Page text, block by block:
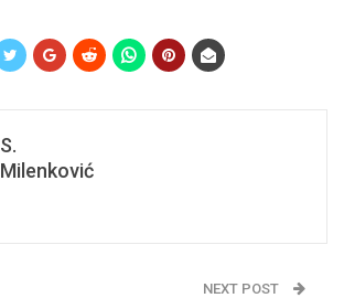
S.
Milenković
NEXT POST